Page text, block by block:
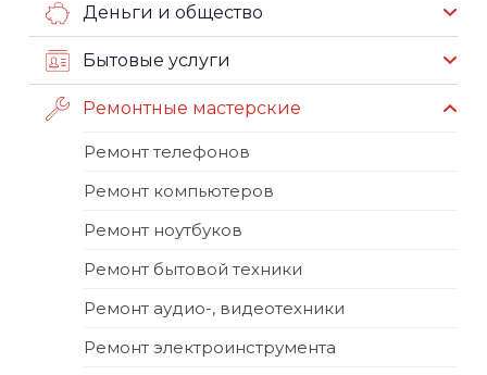
Деньги и общество
Бытовые услуги
Ремонтные мастерские
Ремонт телефонов
Ремонт компьютеров
Ремонт ноутбуков
Ремонт бытовой техники
Ремонт аудио-, видеотехники
Ремонт электроинструмента